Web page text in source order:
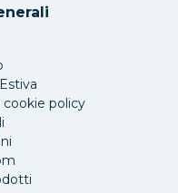
cookie policy